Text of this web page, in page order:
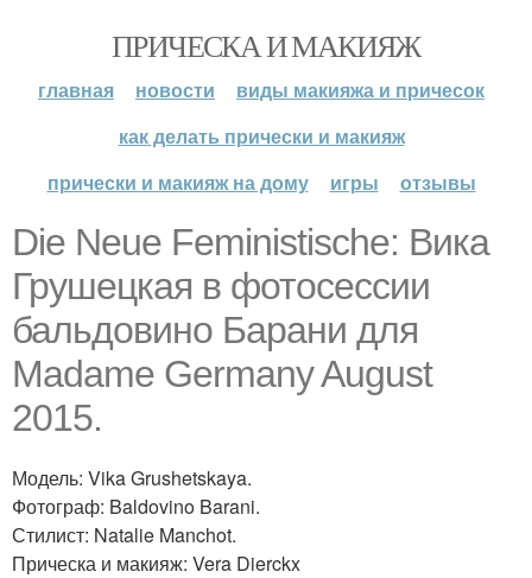
ПРИЧЕСКА И МАКИЯЖ
главная новости
виды макияжа и причесок
как делать прически и макияж
прически и макияж на дому
игры отзывы
Die Neue Feministische: Вика
Грушецкая в фотосессии
бальдовино Барани для
Madame Germany August
2015.
Модель: Vika Grushetskaya.
Фотограф: Baldovino Barani.
Стилист: Natalie Manchot.
Прическа и макияж: Vera Dierckx